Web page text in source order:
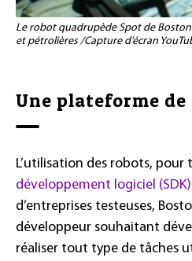
Le robot quadrupède Spot de
et pétrolières /Capture d’écran
Une plateforme
L’utilisation des robots,
développement logiciel (SDK)
d’entreprises testeuses,
développeur souhaitant
réaliser tout type de tâches